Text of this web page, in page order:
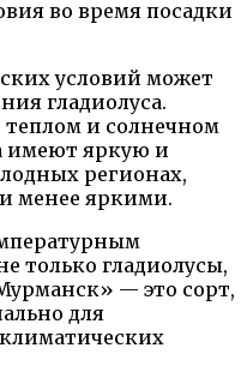
во время посадки
условий может
гладиолуса.
и солнечном
имеют яркую и
регионах,
менее яркими.
только гладиолусы,
— это сорт,
для